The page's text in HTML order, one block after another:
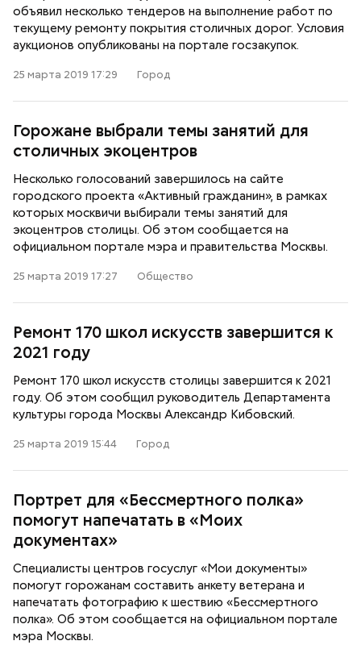
объявил несколько тендеров на выполнение работ по
текущему ремонту покрытия столичных дорог. Условия
аукционов опубликованы на портале госзакупок.
25 марта 2019 17:29 Город
Горожане выбрали темы занятий для
столичных экоцентров
Несколько голосований завершилось на сайте
городского проекта «Активный гражданин», в рамках
которых москвичи выбирали темы занятий для
экоцентров столицы. Об этом сообщается на
официальном портале мэра и правительства Москвы.
25 марта 2019 17:27 Общество
Ремонт 170 школ искусств завершится к
2021 году
Ремонт 170 школ искусств столицы завершится к 2021
году. Об этом сообщил руководитель Департамента
культуры города Москвы Александр Кибовский.
25 марта 2019 15:44 Город
Портрет для «Бессмертного полка»
помогут напечатать в «Моих
документах»
Специалисты центров госуслуг «Мои документы»
помогут горожанам составить анкету ветерана и
напечатать фотографию к шествию «Бессмертного
полка». Об этом сообщается на официальном портале
мэра Москвы.